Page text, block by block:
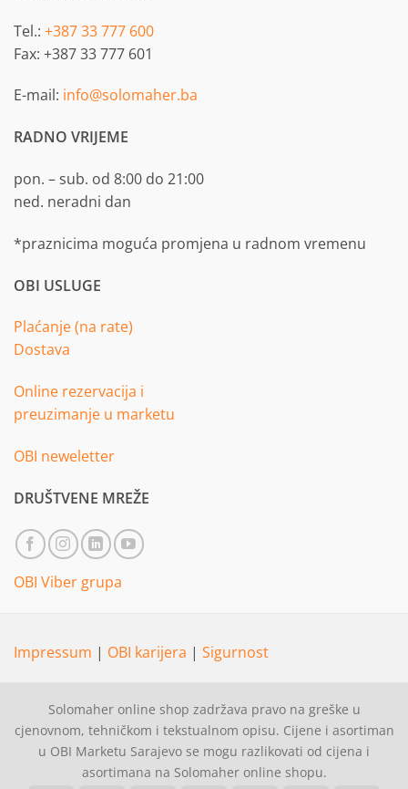
Tel.: +387 33 777 600
Fax: +387 33 777 601
E-mail: info@solomaher.ba
RADNO VRIJEME
pon. – sub. od 8:00 do 21:00
ned. neradni dan
*praznicima moguća promjena u radnom vremenu
OBI USLUGE
Plaćanje (na rate)
Dostava
Online rezervacija i
preuzimanje u marketu
OBI neweletter
DRUŠTVENE MREŽE
OBI Viber grupa
Impressum | OBI karijera | Sigurnost
Solomaher online shop zadržava pravo na greške u
cjenovnom, tehničkom i tekstualnom opisu. Cijene i asortiman
u OBI Marketu Sarajevo se mogu razlikovati od cijena i
asortimana na Solomaher online shopu.